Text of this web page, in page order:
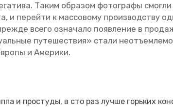
Таким об­ра­зом фо­то­гра­фы
и пе­рей­ти к мас­со­во­му про­из­вод­ству
всего озна­ча­ло по­яв­ле­ние в
пу­те­ше­ствия» стали
и Аме­ри­ки.
и про­сту­ды, в сто раз лучше горь­ких